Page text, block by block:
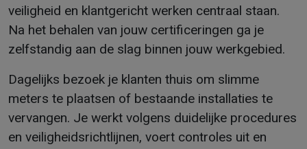
veiligheid en klantgericht werken centraal staan.
Na het behalen van jouw certificeringen ga je
zelfstandig aan de slag binnen jouw werkgebied.
Dagelijks bezoek je klanten thuis om slimme
meters te plaatsen of bestaande installaties te
vervangen. Je werkt volgens duidelijke procedures
en veiligheidsrichtlijnen, voert controles uit en